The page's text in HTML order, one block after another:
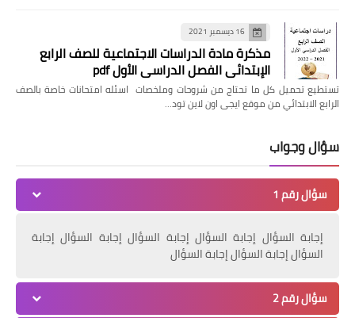
16 ديسمبر 2021
مذكرة مادة الدراسات الاجتماعية للصف الرابع
الإبتدائي الفصل الدراسي الأول pdf
تستطيع تحميل كل ما تحتاج من شروحات وملخصات اسئله امتحانات خاصة بالصف
الرابع الابتدائي من موقع ايجى اون لاين تود…
سؤال وجواب
سؤال رقم 1
إجابة السؤال إجابة السؤال إجابة السؤال إجابة السؤال إجابة
السؤال إجابة السؤال إجابة السؤال
سؤال رقم 2